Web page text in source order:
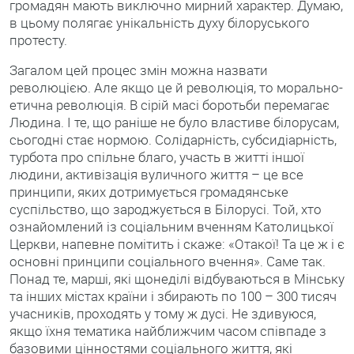
громадян мають виключно мирний характер. Думаю,
в цьому полягає унікальність духу білоруського
протесту.
Загалом цей процес змін можна назвати
революцією. Але якщо це й революція, то морально-
етична революція. В сірій масі боротьби перемагає
Людина. І те, що раніше не було властиве білорусам,
сьогодні стає нормою. Солідарність, субсидіарність,
турбота про спільне благо, участь в житті іншої
людини, активізація вуличного життя – це все
принципи, яких дотримується громадянське
суспільство, що зароджується в Білорусі. Той, хто
ознайомлений із соціальним вченням Католицької
Церкви, напевне помітить і скаже: «Отакої! Та це ж і є
основні принципи соціального вчення». Саме так.
Понад те, марші, які щонеділі відбуваються в Мінську
та інших містах країни і збирають по 100 – 300 тисяч
учасників, проходять у тому ж дусі. Не здивуюся,
якщо їхня тематика найближчим часом співпаде з
базовими цінностями соціального життя, які